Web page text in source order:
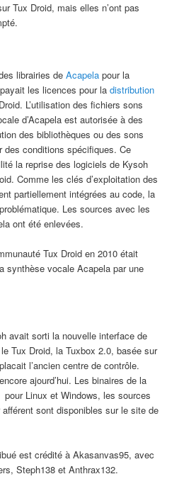
Tux Droid, mais elles n’ont pas
librairies deAcapela pour la
les licences pour ladistribution
L’utilisation des fichiers sons
d’Acapela est autorisée à des
des bibliothèques ou des sons
des conditions spécifiques. Ce
la reprise des logiciels de Kysoh
Comme les clés d’exploitation des
partiellement intégrées au code, la
Les sources avec les
ont été enlevées.
Tux Droid en 2010 était
synthèse vocale Acapela par une
avait sorti la nouvelle interface de
Tux Droid, la Tuxbox 2.0, basée sur
l’ancien centre de contrôle.
ajourd’hui. Les binaires de la
Linux et Windows, les sources
afférent sont disponibles sur le site de
est crédité à Akasanvas95, avec
Steph138 et Anthrax132.